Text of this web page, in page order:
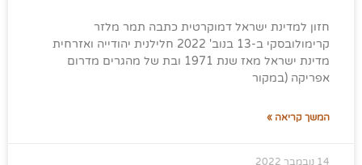
חזון למדינת ישראל דמוקרטית כתבה תמר מלזר
קרימולובסקי ב-13 בנוב' 2022 חלילנית יהודייה ואזרחית
מדינת ישראל מאז שנת 1971 ובת של מהגרים מדרום
אפריקה (במקור
המשך קריאה »
14 נובמבר 2022